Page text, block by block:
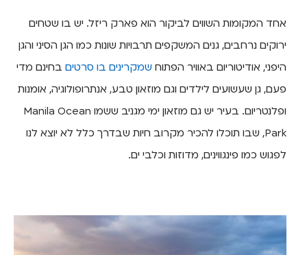
אחד המקומות השווים לביקור הוא פארק ריזל. יש בו שטחים
ירוקים נרחבים, גנים המשקפים תרבויות שונות כמו הגן הסיני והגן
היפני, אודיטוריום באוויר הפתוח שמקרינים בו סרטים בחינם מדי
פעם, גן שעשועים לילדים וגם מוזאון טבע, אנתרופולוגיה, אומנות
ופלנטריום. בעיר יש גם מוזאון ימי מגניב ששמו Manila Ocean
Park, שבו תוכלו להכיר מקרוב חיות שבדרך כלל לא יוצא לנו
לפגוש כמו פינגווינים, מדוזות וכלבי ים.